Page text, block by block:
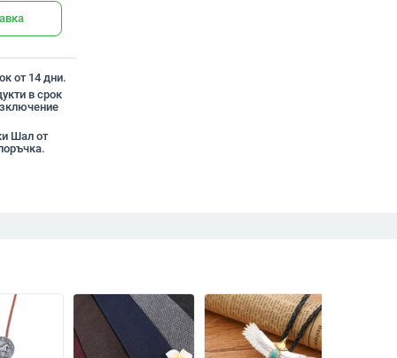
от 14 дни.
в срок
Шал от